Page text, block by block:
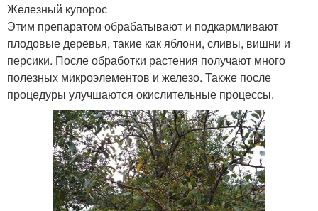
Железный купорос
Этим препаратом обрабатывают и подкармливают
плодовые деревья, такие как яблони, сливы, вишни и
персики. После обработки растения получают много
полезных микроэлементов и железо. Также после
процедуры улучшаются окислительные процессы.